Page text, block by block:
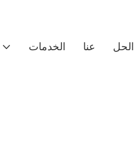
الخدمات عنا الحل